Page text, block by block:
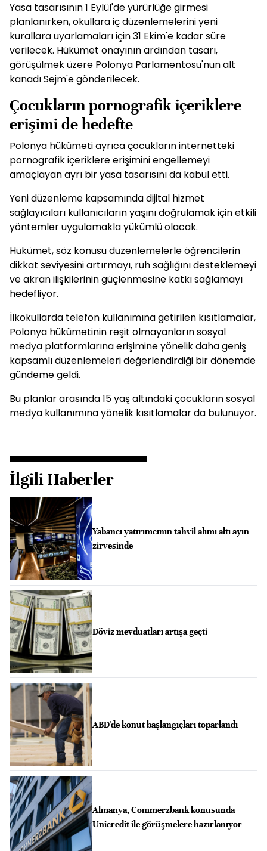
Yasa tasarısının 1 Eylül'de yürürlüğe girmesi
planlanırken, okullara iç düzenlemelerini yeni
kurallara uyarlamaları için 31 Ekim'e kadar süre
verilecek. Hükümet onayının ardından tasarı,
görüşülmek üzere Polonya Parlamentosu'nun alt
kanadı Sejm'e gönderilecek.
Çocukların pornografik içeriklere
erişimi de hedefte
Polonya hükümeti ayrıca çocukların internetteki
pornografik içeriklere erişimini engellemeyi
amaçlayan ayrı bir yasa tasarısını da kabul etti.
Yeni düzenleme kapsamında dijital hizmet
sağlayıcıları kullanıcıların yaşını doğrulamak için etkili
yöntemler uygulamakla yükümlü olacak.
Hükümet, söz konusu düzenlemelerle öğrencilerin
dikkat seviyesini artırmayı, ruh sağlığını desteklemeyi
ve akran ilişkilerinin güçlenmesine katkı sağlamayı
hedefliyor.
İlkokullarda telefon kullanımına getirilen kısıtlamalar,
Polonya hükümetinin reşit olmayanların sosyal
medya platformlarına erişimine yönelik daha geniş
kapsamlı düzenlemeleri değerlendirdiği bir dönemde
gündeme geldi.
Bu planlar arasında 15 yaş altındaki çocukların sosyal
medya kullanımına yönelik kısıtlamalar da bulunuyor.
İlgili Haberler
Yabancı yatırımcının tahvil alımı altı ayın
zirvesinde
Döviz mevduatları artışa geçti
ABD'de konut başlangıçları toparlandı
Almanya, Commerzbank konusunda
Unicredit ile görüşmelere hazırlanıyor